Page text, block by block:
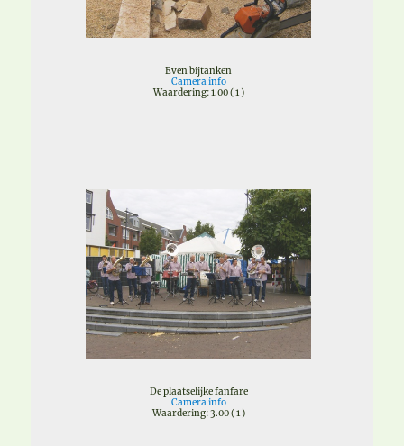
Even bijtanken
Camera info
Waardering: 1.00 ( 1 )
De plaatselijke fanfare
Camera info
Waardering: 3.00 ( 1 )